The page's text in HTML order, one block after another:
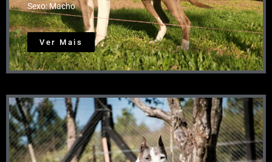
Sexo: Macho
Ver Mais